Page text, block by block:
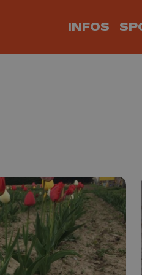
INFOS